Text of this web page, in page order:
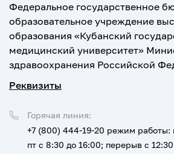
Федеральное государственное
образовательное учреждение
образования «Кубанский
медицинский университет»
здравоохранения Российской
Реквизиты
Горячая линия:
+7 (800) 444-19-20 режим работы:
пт с 8:30 до 16:00; перерыв с